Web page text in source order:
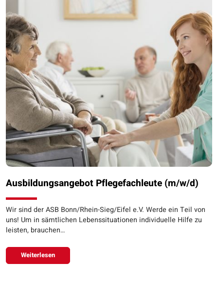
Ausbildungsangebot Pflegefachleute (m/w/d)
Wir sind der ASB Bonn/Rhein-Sieg/Eifel e.V. Werde ein Teil von
uns! Um in sämtlichen Lebenssituationen individuelle Hilfe zu
leisten, brauchen…
Weiterlesen